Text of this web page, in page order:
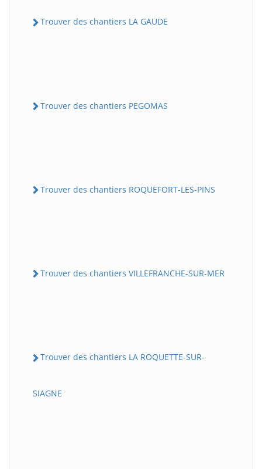
Trouver des chantiers LA GAUDE
Trouver des chantiers PEGOMAS
Trouver des chantiers ROQUEFORT-LES-PINS
Trouver des chantiers VILLEFRANCHE-SUR-MER
Trouver des chantiers LA ROQUETTE-SUR-
SIAGNE